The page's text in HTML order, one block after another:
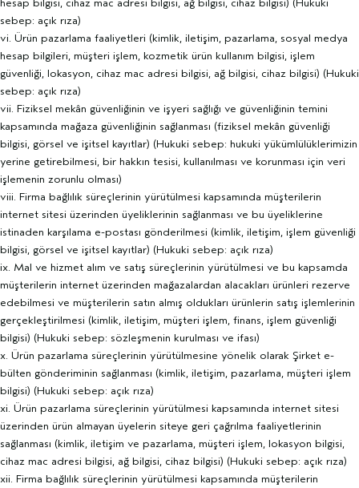
hesap bilgisi, cihaz mac adresi bilgisi, ağ bilgisi, cihaz bilgisi) (Hukuki
sebep: açık rıza)
vi. Ürün pazarlama faaliyetleri (kimlik, iletişim, pazarlama, sosyal medya
hesap bilgileri, müşteri işlem, kozmetik ürün kullanım bilgisi, işlem
güvenliği, lokasyon, cihaz mac adresi bilgisi, ağ bilgisi, cihaz bilgisi) (Hukuki
sebep: açık rıza)
vii. Fiziksel mekân güvenliğinin ve işyeri sağlığı ve güvenliğinin temini
kapsamında mağaza güvenliğinin sağlanması (fiziksel mekân güvenliği
bilgisi, görsel ve işitsel kayıtlar) (Hukuki sebep: hukuki yükümlülüklerimizin
yerine getirebilmesi, bir hakkın tesisi, kullanılması ve korunması için veri
işlemenin zorunlu olması)
viii. Firma bağlılık süreçlerinin yürütülmesi kapsamında müşterilerin
internet sitesi üzerinden üyeliklerinin sağlanması ve bu üyeliklerine
istinaden karşılama e-postası gönderilmesi (kimlik, iletişim, işlem güvenliği
bilgisi, görsel ve işitsel kayıtlar) (Hukuki sebep: açık rıza)
ix. Mal ve hizmet alım ve satış süreçlerinin yürütülmesi ve bu kapsamda
müşterilerin internet üzerinden mağazalardan alacakları ürünleri rezerve
edebilmesi ve müşterilerin satın almış oldukları ürünlerin satış işlemlerinin
gerçekleştirilmesi (kimlik, iletişim, müşteri işlem, finans, işlem güvenliği
bilgisi) (Hukuki sebep: sözleşmenin kurulması ve ifası)
x. Ürün pazarlama süreçlerinin yürütülmesine yönelik olarak Şirket e-
bülten gönderiminin sağlanması (kimlik, iletişim, pazarlama, müşteri işlem
bilgisi) (Hukuki sebep: açık rıza)
xi. Ürün pazarlama süreçlerinin yürütülmesi kapsamında internet sitesi
üzerinden ürün almayan üyelerin siteye geri çağrılma faaliyetlerinin
sağlanması (kimlik, iletişim ve pazarlama, müşteri işlem, lokasyon bilgisi,
cihaz mac adresi bilgisi, ağ bilgisi, cihaz bilgisi) (Hukuki sebep: açık rıza)
xii. Firma bağlılık süreçlerinin yürütülmesi kapsamında müşterilerin